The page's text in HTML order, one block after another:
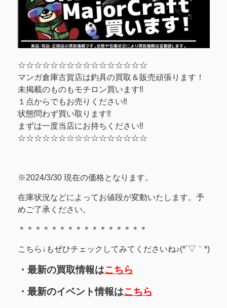
☆☆☆☆☆☆☆☆☆☆☆☆☆☆☆☆
マンガ倉庫古賀店は釣具の買取＆販売頑張ります！
未掲載のものもモチロン買います‼
１点からでもお売りください‼
状態問わず買い取ります‼
まずは一度当店にお持ちください‼
☆☆☆☆☆☆☆☆☆☆☆☆☆☆☆☆
※2024/3/30 現在の価格となります。
在庫状況などによってお値段が変動いたします。予
めご了承ください。
＊＊＊＊＊＊＊＊＊＊＊＊＊＊＊＊
こちら↓もぜひチェックしてみてくださいね♪(*´▽｀*)
・最新の買取情報はこちら
・最新のイベント情報はこちら